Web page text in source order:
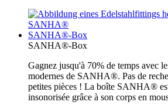
SANHA®-Box
SANHA®-Box
Gagnez jusqu'à 70% de temps avec
modernes de SANHA®. Pas de
petites pièces ! La boîte SANHA®
insonorisée grâce à son corps en